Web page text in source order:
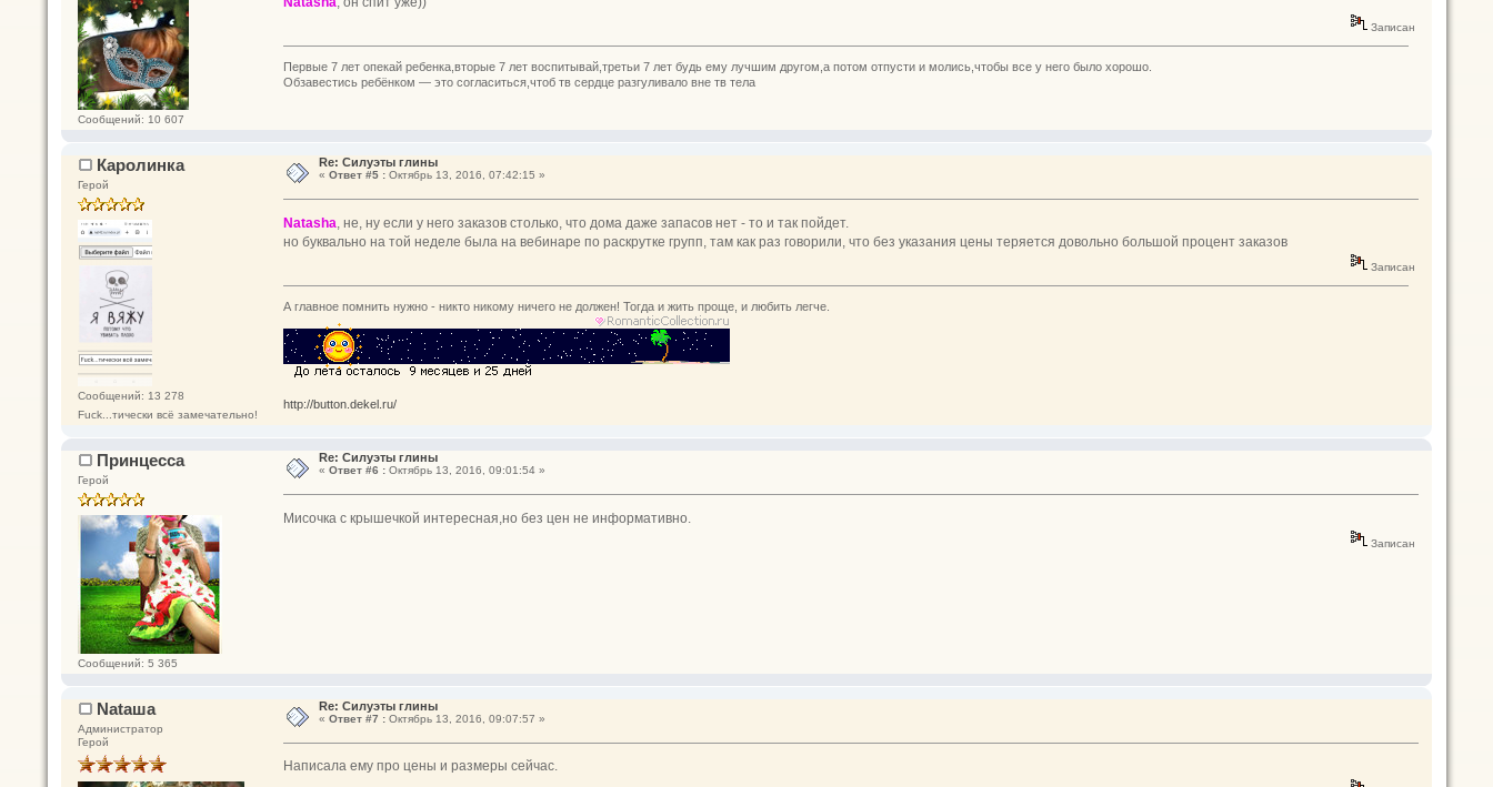
Сообщений: 10 607
Записан
Первые 7 лет опекай ребенка,вторые 7 лет воспитывай,третьи 7 лет будь ему лучшим другом,а потом отпусти и молись,чтобы все у него было хорошо.
Обзавестись ребёнком — это согласиться,чтоб тв сердце разгуливало вне тв тела
Каролинка
Герой
Сообщений: 13 278
Fuck...тически всё замечательно!
Re: Силуэты глины
« Ответ #5 :Октябрь 13, 2016, 07:42:15 »
Natasha , не, ну если у него заказов столько, что дома даже запасов нет - то и так пойдет.
но буквально на той неделе была на вебинаре по раскрутке групп, там как раз говорили, что без указания цены теряется довольно большой процент заказов
Записан
А главное помнить нужно - никто никому ничего не должен! Тогда и жить проще, и любить легче.
http://button.dekel.ru/
Принцесса
Герой
Сообщений: 5 365
Re: Силуэты глины
« Ответ #6 :Октябрь 13, 2016, 09:01:54 »
Мисочка с крышечкой интересная,но без цен не информативно.
Записан
Nataшa
Администратор
Герой
Re: Силуэты глины
« Ответ #7 :Октябрь 13, 2016, 09:07:57 »
Написала ему про цены и размеры сейчас.